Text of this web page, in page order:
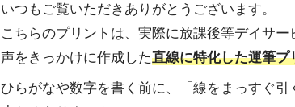
いつもご覧いただきありがとうございます。
こちらのプリントは、実際に放課後等デイサ
声をきっかけに作成した直線に特化した運筆プ
ひらがなや数字を書く前に、「線をまっすぐ